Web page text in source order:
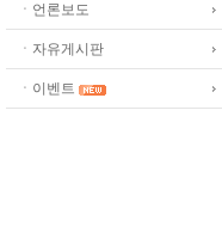
ㆍ언론보도
ㆍ자유게시판
ㆍ이벤트